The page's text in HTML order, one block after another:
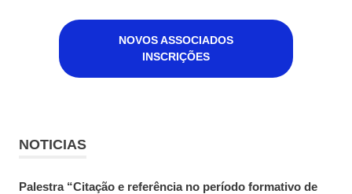
NOVOS ASSOCIADOS
INSCRIÇÕES
NOTICIAS
Palestra “Citação e referência no período formativo de